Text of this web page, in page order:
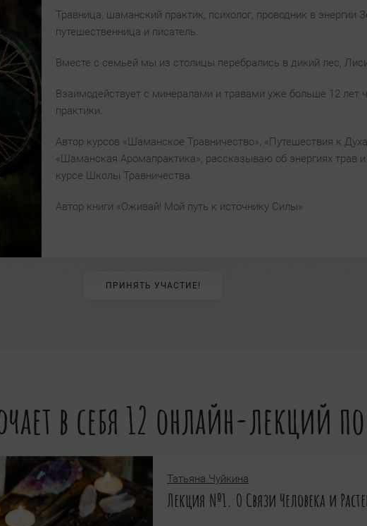
Травница, шаманский практик, психолог, проводник в энергии
путешественница и писатель.
Вместе с семьей мы из столицы перебрались в дикий лес,
Взаимодействует с минералами и травами уже больше 12 лет
практики.
Автор курсов «Шаманское Травничество», «Путешествия к
«Шаманская Аромапрактика», рассказываю об энергиях трав
курсе Школы Травничества.
Автор книги «Оживай! Мой путь к источнику Силы»
ПРИНЯТЬ УЧАСТИЕ!
в себя 12 онлайн-лекций
Татьяна Чуйкина
Лекция №1. О Связи Человека и